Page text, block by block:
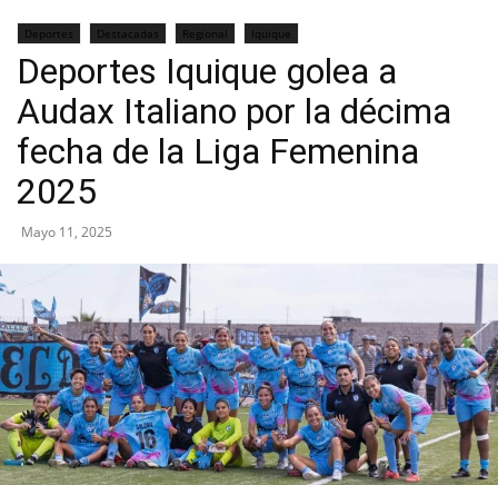
Deportes Destacadas Regional Iquique
Deportes Iquique golea a
Audax Italiano por la décima
fecha de la Liga Femenina
2025
Mayo 11, 2025